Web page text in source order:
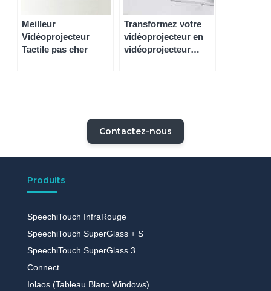
Meilleur
Vidéoprojecteur
Tactile pas cher
Transformez votre
vidéoprojecteur en
vidéoprojecteur
Contactez-nous
Produits
SpeechiTouch InfraRouge
SpeechiTouch SuperGlass + S
SpeechiTouch SuperGlass 3
Connect
Iolaos (Tableau Blanc Windows)